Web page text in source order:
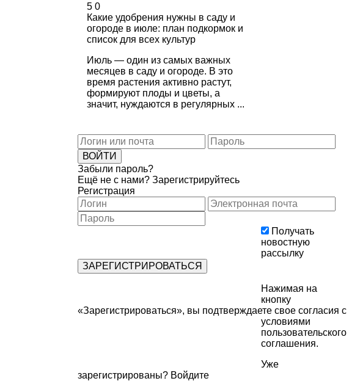
5 0
Какие удобрения нужны в саду и
огороде в июле: план подкормок и
список для всех культур
Июль — один из самых важных
месяцев в саду и огороде. В это
время растения активно растут,
формируют плоды и цветы, а
значит, нуждаются в регулярных ...
Забыли пароль?
Ещё не с нами? Зарегистрируйтесь
Регистрация
Получать
новостную
рассылку
Нажимая на
кнопку
«Зарегистрироваться», вы подтверждаете свое согласия с
условиями
пользовательского
соглашения.
Уже
зарегистрированы? Войдите